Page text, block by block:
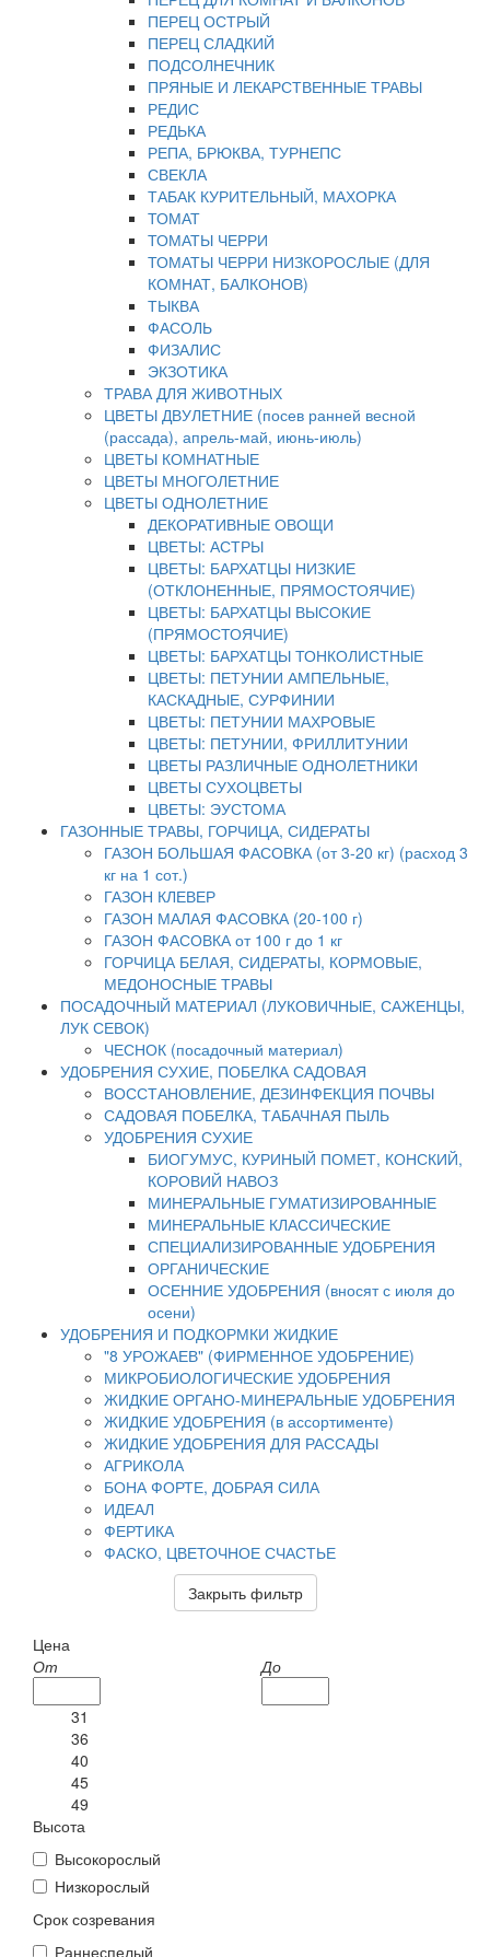
ПЕРЕЦ ОСТРЫЙ
ПЕРЕЦ СЛАДКИЙ
ПОДСОЛНЕЧНИК
ПРЯНЫЕ И ЛЕКАРСТВЕННЫЕ ТРАВЫ
РЕДИС
РЕДЬКА
РЕПА, БРЮКВА, ТУРНЕПС
СВЕКЛА
ТАБАК КУРИТЕЛЬНЫЙ, МАХОРКА
ТОМАТ
ТОМАТЫ ЧЕРРИ
ТОМАТЫ ЧЕРРИ НИЗКОРОСЛЫЕ (ДЛЯ
КОМНАТ, БАЛКОНОВ)
ТЫКВА
ФАСОЛЬ
ФИЗАЛИС
ЭКЗОТИКА
ТРАВА ДЛЯ ЖИВОТНЫХ
ЦВЕТЫ ДВУЛЕТНИЕ (посев ранней весной
(рассада), апрель-май, июнь-июль)
ЦВЕТЫ КОМНАТНЫЕ
ЦВЕТЫ МНОГОЛЕТНИЕ
ЦВЕТЫ ОДНОЛЕТНИЕ
ДЕКОРАТИВНЫЕ ОВОЩИ
ЦВЕТЫ: АСТРЫ
ЦВЕТЫ: БАРХАТЦЫ НИЗКИЕ
(ОТКЛОНЕННЫЕ, ПРЯМОСТОЯЧИЕ)
ЦВЕТЫ: БАРХАТЦЫ ВЫСОКИЕ
(ПРЯМОСТОЯЧИЕ)
ЦВЕТЫ: БАРХАТЦЫ ТОНКОЛИСТНЫЕ
ЦВЕТЫ: ПЕТУНИИ АМПЕЛЬНЫЕ,
КАСКАДНЫЕ, СУРФИНИИ
ЦВЕТЫ: ПЕТУНИИ МАХРОВЫЕ
ЦВЕТЫ: ПЕТУНИИ, ФРИЛЛИТУНИИ
ЦВЕТЫ РАЗЛИЧНЫЕ ОДНОЛЕТНИКИ
ЦВЕТЫ СУХОЦВЕТЫ
ЦВЕТЫ: ЭУСТОМА
ГАЗОННЫЕ ТРАВЫ, ГОРЧИЦА, СИДЕРАТЫ
ГАЗОН БОЛЬШАЯ ФАСОВКА (от 3-20 кг) (расход 3
кг на 1 сот.)
ГАЗОН КЛЕВЕР
ГАЗОН МАЛАЯ ФАСОВКА (20-100 г)
ГАЗОН ФАСОВКА от 100 г до 1 кг
ГОРЧИЦА БЕЛАЯ, СИДЕРАТЫ, КОРМОВЫЕ,
МЕДОНОСНЫЕ ТРАВЫ
ПОСАДОЧНЫЙ МАТЕРИАЛ (ЛУКОВИЧНЫЕ, САЖЕНЦЫ,
ЛУК СЕВОК)
ЧЕСНОК (посадочный материал)
УДОБРЕНИЯ СУХИЕ, ПОБЕЛКА САДОВАЯ
ВОССТАНОВЛЕНИЕ, ДЕЗИНФЕКЦИЯ ПОЧВЫ
САДОВАЯ ПОБЕЛКА, ТАБАЧНАЯ ПЫЛЬ
УДОБРЕНИЯ СУХИЕ
БИОГУМУС, КУРИНЫЙ ПОМЕТ, КОНСКИЙ,
КОРОВИЙ НАВОЗ
МИНЕРАЛЬНЫЕ ГУМАТИЗИРОВАННЫЕ
МИНЕРАЛЬНЫЕ КЛАССИЧЕСКИЕ
СПЕЦИАЛИЗИРОВАННЫЕ УДОБРЕНИЯ
ОРГАНИЧЕСКИЕ
ОСЕННИЕ УДОБРЕНИЯ (вносят с июля до
осени)
УДОБРЕНИЯ И ПОДКОРМКИ ЖИДКИЕ
"8 УРОЖАЕВ" (ФИРМЕННОЕ УДОБРЕНИЕ)
МИКРОБИОЛОГИЧЕСКИЕ УДОБРЕНИЯ
ЖИДКИЕ ОРГАНО-МИНЕРАЛЬНЫЕ УДОБРЕНИЯ
ЖИДКИЕ УДОБРЕНИЯ (в ассортименте)
ЖИДКИЕ УДОБРЕНИЯ ДЛЯ РАССАДЫ
АГРИКОЛА
БОНА ФОРТЕ, ДОБРАЯ СИЛА
ИДЕАЛ
ФЕРТИКА
ФАСКО, ЦВЕТОЧНОЕ СЧАСТЬЕ
Закрыть фильтр
Цена
От
До
31
36
40
45
49
Высота
Высокорослый
Низкорослый
Срок созревания
Раннеспелый